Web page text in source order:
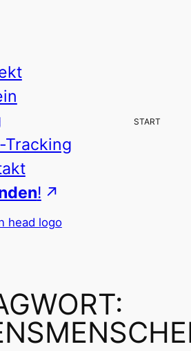
Tracking
!
START